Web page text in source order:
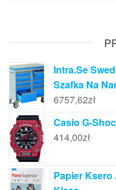
Intra.Se
Szafka Na
6757,62zł
Casio G-
414,00zł
Papier Ksero